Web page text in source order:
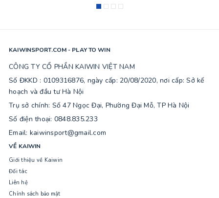
KAIWINSPORT.COM - PLAY TO WIN
CÔNG TY CỔ PHẦN KAIWIN VIỆT NAM
Số ĐKKD : 0109316876, ngày cấp: 20/08/2020, nơi cấp: Sở kế
hoạch và đầu tư Hà Nội
Trụ sở chính: Số 47 Ngọc Đại, Phường Đại Mỗ, TP Hà Nội
Số điện thoại: 0848.835.233
Email: kaiwinsport@gmail.com
VỀ KAIWIN
Giới thiệu về Kaiwin
Đối tác
Liên hệ
Chính sách bảo mật